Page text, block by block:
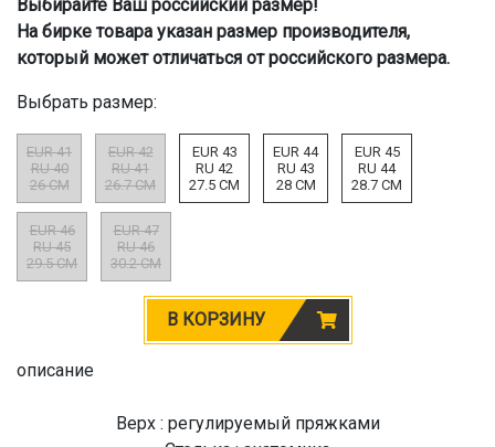
Выбирайте Ваш российский размер!
На бирке товара указан размер производителя,
который может отличаться от российского размера.
Выбрать размер:
EUR 41
RU 40
26 CM
EUR 42
RU 41
26.7 CM
EUR 43
RU 42
27.5 CM
EUR 44
RU 43
28 CM
EUR 45
RU 44
28.7 CM
EUR 46
RU 45
29.5 CM
EUR 47
RU 46
30.2 CM
В КОРЗИНУ
описание
Верх : регулируемый пряжками